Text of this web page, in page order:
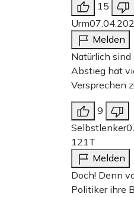
15
Urm
Melden
Natürlich sind
Abstieg hat
Versprechen
9
Selbstlenker
121T
Melden
Doch! Denn
Politiker ihre